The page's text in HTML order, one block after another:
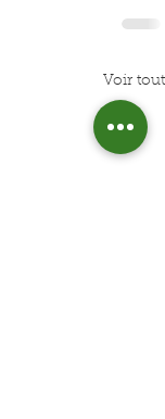
Voir tout